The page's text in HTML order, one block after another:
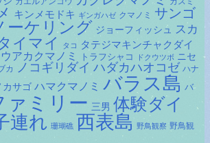
キンメモドキ ギンガハゼ クマノミ サンゴ
ーケリング ジョーフィッシュ スカ
イマイ タコ
タテジマキンチャクダイ
ウアカクマノミ トラフシャコ ドクウツボ ニセ
カ ノコギリダイ ハダカハオコゼ ハナ
カサゴ ハマクマノミ バラス島 バ
ァミリー 三男 体験ダイ
連れ 珊瑚礁 西表島 野鳥観察 野鳥観